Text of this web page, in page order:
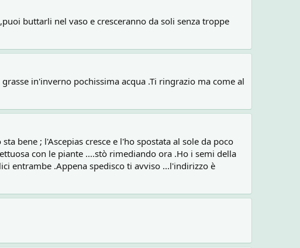
buttarli nel vaso e cresceranno da soli senza troppe
in'inverno pochissima acqua .Ti ringrazio ma come al
bene ; l'Ascepias cresce e l'ho spostata al sole da poco
con le piante ....stò rimediando ora .Ho i semi della
entrambe .Appena spedisco ti avviso ...l'indirizzo è